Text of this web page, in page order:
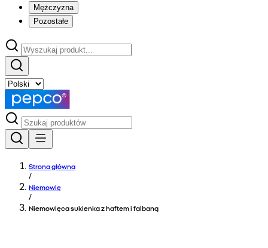
Mężczyzna
Pozostałe
Strona główna
/
Niemowlę
/
Niemowlęca sukienka z haftem i falbaną